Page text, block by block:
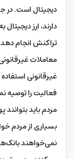
دیجیتال است. در
دارند، ارز
تراکنش انجام
معاملات
غیرقانونی
فعالیت را توصیه
مردم باید
بسیاری از مردم
نمی‌خواهند